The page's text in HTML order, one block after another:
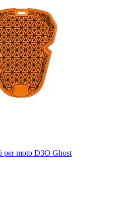
per moto D3O Ghost